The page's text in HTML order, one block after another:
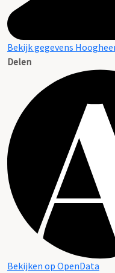
Bekijk gegevens
Delen
Bekijken op OpenData